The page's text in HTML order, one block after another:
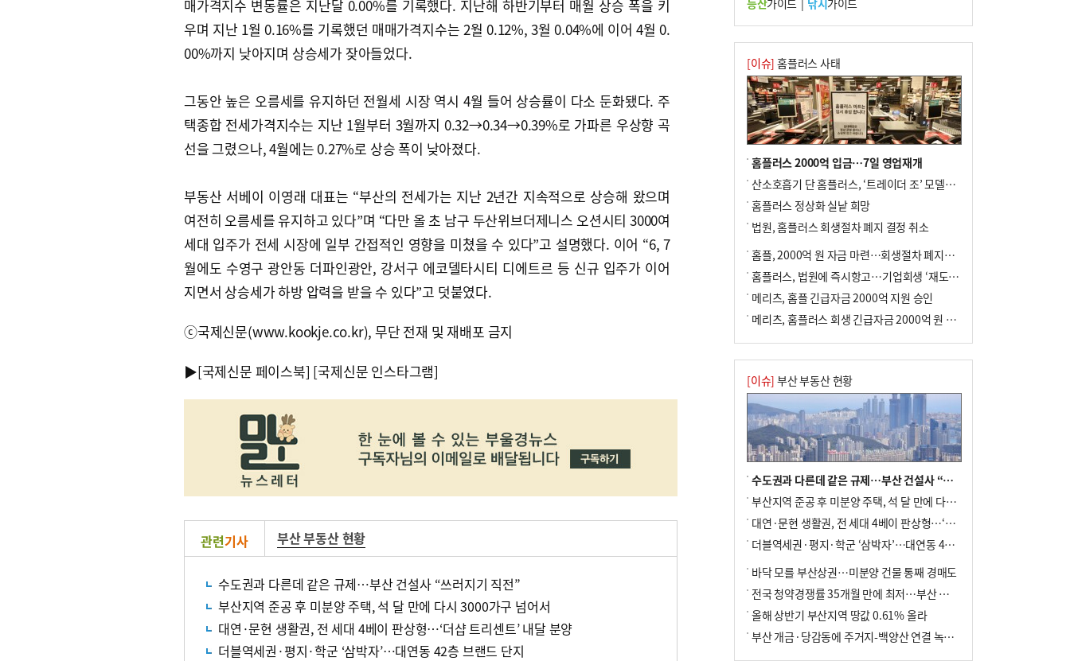
매가격지수 변동률은 지난달 0.00%를 기록했다. 지난해 하반기부터 매월 상승 폭을 키
우며 지난 1월 0.16%를 기록했던 매매가격지수는 2월 0.12%, 3월 0.04%에 이어 4월 0.
00%까지 낮아지며 상승세가 잦아들었다.
그동안 높은 오름세를 유지하던 전월세 시장 역시 4월 들어 상승률이 다소 둔화됐다. 주
택종합 전세가격지수는 지난 1월부터 3월까지 0.32→0.34→0.39%로 가파른 우상향 곡
선을 그렸으나, 4월에는 0.27%로 상승 폭이 낮아졌다.
부동산 서베이 이영래 대표는 “부산의 전세가는 지난 2년간 지속적으로 상승해 왔으며
여전히 오름세를 유지하고 있다”며 “다만 올 초 남구 두산위브더제니스 오션시티 3000여
세대 입주가 전세 시장에 일부 간접적인 영향을 미쳤을 수 있다”고 설명했다. 이어 “6, 7
월에도 수영구 광안동 더파인광안, 강서구 에코델타시티 디에트르 등 신규 입주가 이어
지면서 상승세가 하방 압력을 받을 수 있다”고 덧붙였다.
ⓒ국제신문(www.kookje.co.kr), 무단 전재 및 재배포 금지
▶[국제신문 페이스북] [국제신문 인스타그램]
관련기사 부산 부동산 현황
수도권과 다른데 같은 규제…부산 건설사 “쓰러지기 직전”
부산지역 준공 후 미분양 주택, 석 달 만에 다시 3000가구 넘어서
대연·문현 생활권, 전 세대 4베이 판상형…‘더샵 트리센트’ 내달 분양
더블역세권·평지·학군 ‘삼박자’…대연동 42층 브랜드 단지
10 국힘 부산시당, ‘정이한 조력’ 시의원 윤리
위에…‘한동훈 지지’도 신고접수
등산가이드| 낚시가이드
[이슈] 홈플러스 사태
홈플러스 2000억 입금…7일 영업재개
산소호흡기 단 홈플러스, ‘트레이더 조’ 모델로 살아날까
홈플러스 정상화 실낱 희망
법원, 홈플러스 회생절차 폐지 결정 취소
홈플, 2000억 원 자금 마련…회생절차 폐지에 즉시항고(종합)
홈플러스, 법원에 즉시항고…기업회생 ‘재도전’
메리츠, 홈플 긴급자금 2000억 지원 승인
메리츠, 홈플러스 회생 긴급자금 2000억 원 지원 승인
[이슈] 부산 부동산 현황
수도권과 다른데 같은 규제…부산 건설사 “쓰러지기 직전”
부산지역 준공 후 미분양 주택, 석 달 만에 다시 3000가구 넘어서
대연·문현 생활권, 전 세대 4베이 판상형…‘더샵 트리센트’ 내달 분양
더블역세권·평지·학군 ‘삼박자’…대연동 42층 브랜드 단지
바닥 모를 부산상권…미분양 건물 통째 경매도
전국 청약경쟁률 35개월 만에 최저…부산 미분양 ‘적체’ 심화
올해 상반기 부산지역 땅값 0.61% 올라
부산 개금·당감동에 주거지-백양산 연결 녹지 조성